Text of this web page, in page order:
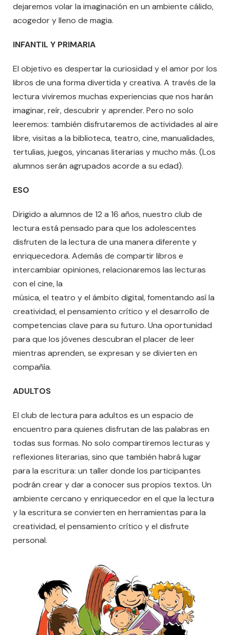
dejaremos volar la imaginación en un ambiente cálido,
acogedor y lleno de magia.
INFANTIL Y PRIMARIA
El objetivo es despertar la curiosidad y el amor por los
libros de una forma divertida y creativa. A través de la
lectura viviremos muchas experiencias que nos harán
imaginar, reír, descubrir y aprender. Pero no solo
leeremos: también disfrutaremos de actividades al aire
libre, visitas a la biblioteca, teatro, cine, manualidades,
tertulias, juegos, yincanas literarias y mucho más. (Los
alumnos serán agrupados acorde a su edad).
ESO
Dirigido a alumnos de 12 a 16 años, nuestro club de
lectura está pensado para que los adolescentes
disfruten de la lectura de una manera diferente y
enriquecedora. Además de compartir libros e
intercambiar opiniones, relacionaremos las lecturas
con el cine, la
música, el teatro y el ámbito digital, fomentando así la
creatividad, el pensamiento crítico y el desarrollo de
competencias clave para su futuro. Una oportunidad
para que los jóvenes descubran el placer de leer
mientras aprenden, se expresan y se divierten en
compañía.
ADULTOS
El club de lectura para adultos es un espacio de
encuentro para quienes disfrutan de las palabras en
todas sus formas. No solo compartiremos lecturas y
reflexiones literarias, sino que también habrá lugar
para la escritura: un taller donde los participantes
podrán crear y dar a conocer sus propios textos. Un
ambiente cercano y enriquecedor en el que la lectura
y la escritura se convierten en herramientas para la
creatividad, el pensamiento crítico y el disfrute
personal.